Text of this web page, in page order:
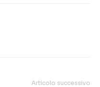
Articolo successivo